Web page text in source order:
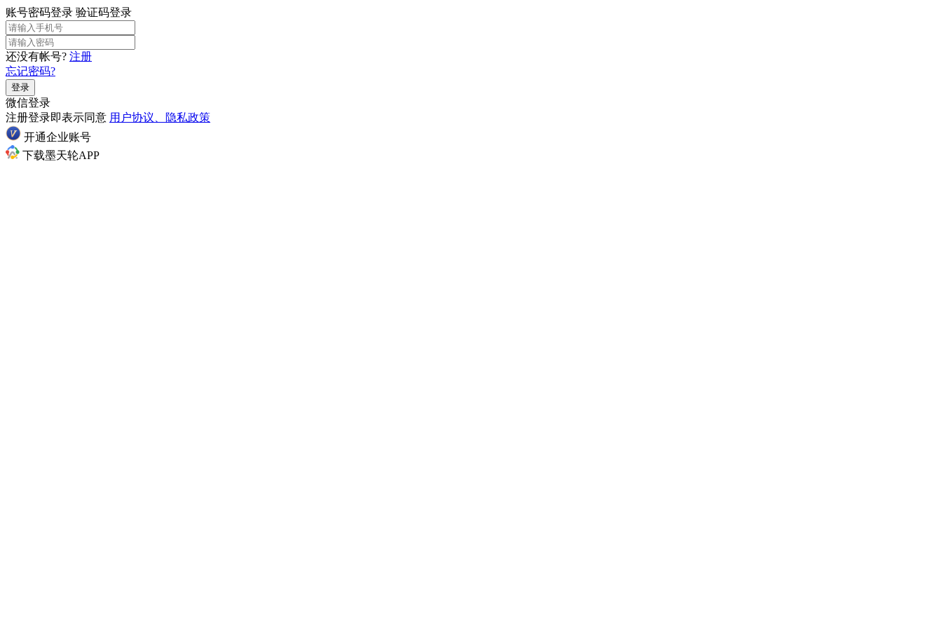
账号密码登录 验证码登录
还没有帐号? 注册
忘记密码?
登录
微信登录
注册登录即表示同意 用户协议、隐私政策
开通企业账号
下载墨天轮APP